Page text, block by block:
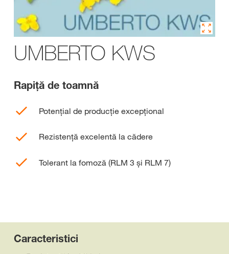
UMBERTO KWS
Rapiţă de toamnă
Potenţial de producţie excepţional
Rezistenţă excelentă la cădere
Tolerant la fomoză (RLM 3 şi RLM 7)
Caracteristici